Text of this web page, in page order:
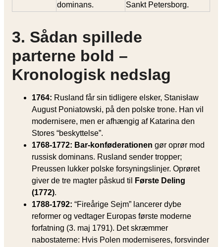
dominans.
Sankt Petersborg.
3. Sådan spillede
parterne bold –
Kronologisk nedslag
1764: Rusland får sin tidligere elsker, Stanisław
August Poniatowski, på den polske trone. Han vil
modernisere, men er afhængig af Katarina den
Stores “beskyttelse”.
1768-1772: Bar-konføderationen gør oprør mod
russisk dominans. Rusland sender tropper;
Preussen lukker polske forsyningslinjer. Oprøret
giver de tre magter påskud til
Første Deling
(1772).
1788-1792: “Fireårige Sejm” lancerer dybe
reformer og vedtager Europas første moderne
forfatning (3. maj 1791). Det skræmmer
nabostaterne: Hvis Polen moderniseres, forsvinder